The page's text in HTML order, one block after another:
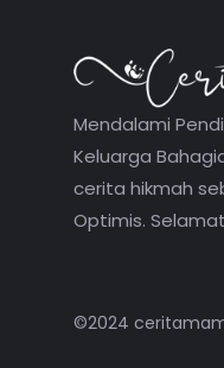
Mendalami
Keluarga
cerita hikmah
Optimis.
©2024